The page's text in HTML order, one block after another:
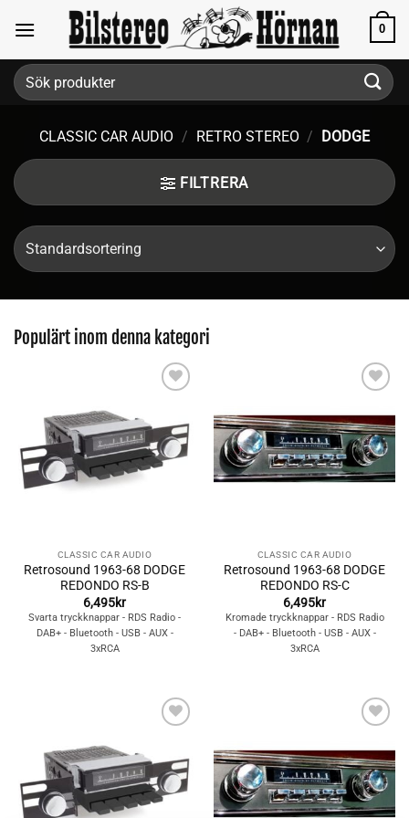
content
0
Sök
efter:
CLASSIC CAR AUDIO / RETRO STEREO / DODGE
FILTRERA
Populärt inom denna kategori
önskelistan
CLASSIC CAR AUDIO
Retrosound 1963-68 DODGE
REDONDO RS-B
6,495kr
Svarta tryckknappar - RDS Radio -
DAB+ - Bluetooth - USB - AUX -
3xRCA
önskelistan
CLASSIC CAR AUDIO
Retrosound 1963-68 DODGE
REDONDO RS-C
6,495kr
Kromade tryckknappar - RDS Radio
- DAB+ - Bluetooth - USB - AUX -
3xRCA
önskelistan
önskelistan